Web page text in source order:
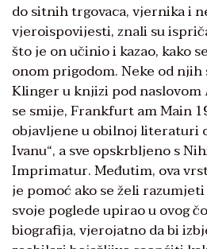
do sitnih trgovaca, vjernika i
vjeroispovijesti, znali su
što je on učinio i kazao, kako
onom prigodom. Neke od
Klinger u knjizi pod naslovom
se smije, Frankfurt am Main
objavljene u obilnoj literaturi
Ivanu“, a sve opskrbljeno s
Imprimatur. Međutim, ova
je pomoć ako se želi
svoje poglede upirao u ovog
biografija, vjerojatno da bi